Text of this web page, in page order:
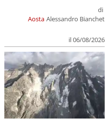
Aosta
di
Alessandro Bianchet
il 06/08/2026